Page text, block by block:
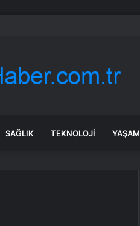
Direktörü Mustafa Güneş oldu
SAĞLIK TEKNOLOJI YAŞAM